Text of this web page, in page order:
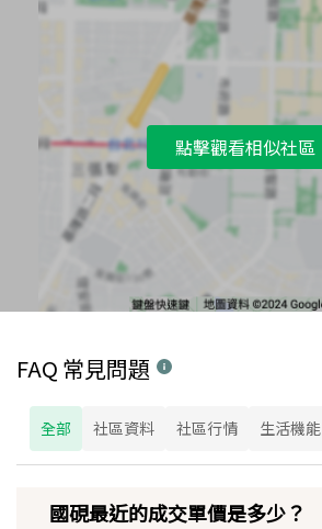
點擊觀看相似社區
FAQ 常見問題
全部 社區資料 社區行情 生活機能
國硯最近的成交單價是多少？